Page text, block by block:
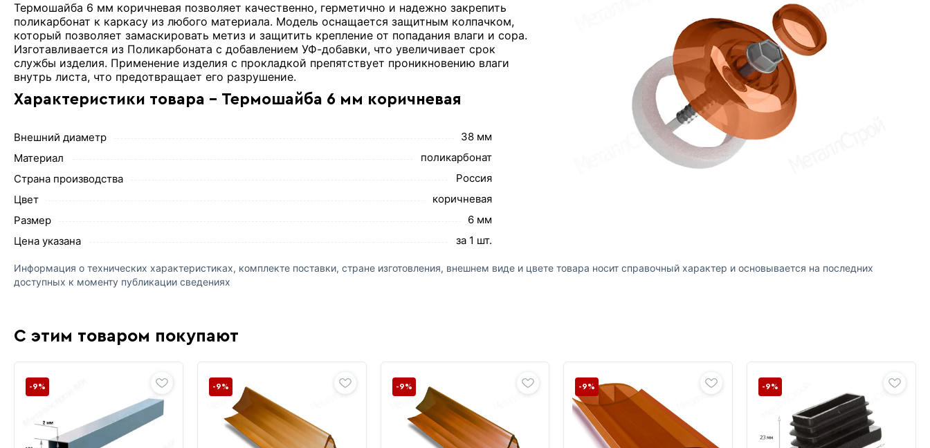
Термошайба 6 мм коричневая позволяет качественно, герметично и надежно закрепить
поликарбонат к каркасу из любого материала. Модель оснащается защитным колпачком,
который позволяет замаскировать метиз и защитить крепление от попадания влаги и сора.
Изготавливается из Поликарбоната с добавлением УФ-добавки, что увеличивает срок
службы изделия. Применение изделия с прокладкой препятствует проникновению влаги
внутрь листа, что предотвращает его разрушение.
Характеристики товара - Термошайба 6 мм коричневая
Внешний диаметр
38 мм
Материал
поликарбонат
Страна производства
Россия
Цвет
коричневая
Размер
6 мм
Цена указана
за 1 шт.
Информация о технических характеристиках, комплекте поставки, стране изготовления, внешнем виде и цвете товара носит справочный характер и основывается на последних
доступных к моменту публикации сведениях
С этим товаром покупают
-9% -9% -9% -9% -9%